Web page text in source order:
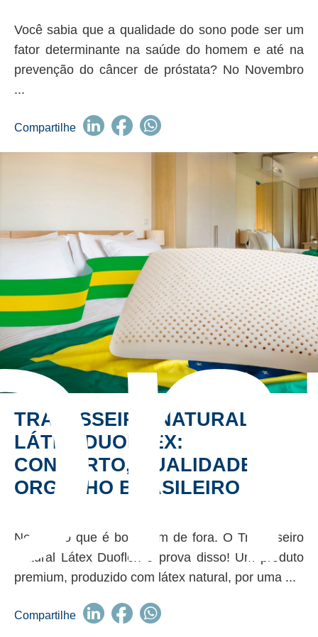
Você sabia que a qualidade do sono pode ser um
fator determinante na saúde do homem e até na
prevenção do câncer de próstata? No Novembro
...
Compartilhe
TRAVESSEIRO NATURAL
LÁTEX DUOFLEX:
CONFORTO, QUALIDADE E
ORGULHO BRASILEIRO
Nem tudo que é bom vem de fora. O Travesseiro
Natural Látex Duoflex é prova disso! Um produto
premium, produzido com látex natural, por uma ...
Compartilhe